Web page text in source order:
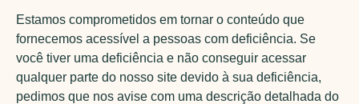
Estamos comprometidos em tornar o conteúdo que
fornecemos acessível a pessoas com deficiência. Se
você tiver uma deficiência e não conseguir acessar
qualquer parte do nosso site devido à sua deficiência,
pedimos que nos avise com uma descrição detalhada do